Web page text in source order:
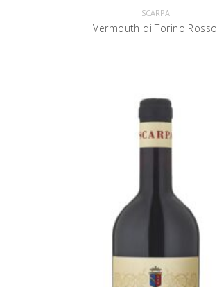
SCARPA
Vermouth di Torino Rosso